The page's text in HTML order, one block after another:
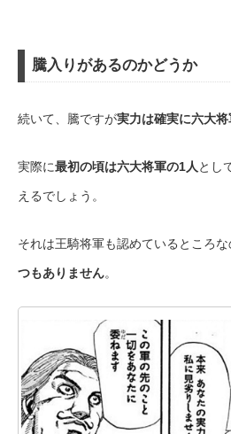
騰入りがあるのかどうか
続いて、騰ですが実力は確実に六大将
実際に最初の頃は六大将軍の1人 とし
えるでしょう。
それは王騎将軍も認めているところな
つもありません。